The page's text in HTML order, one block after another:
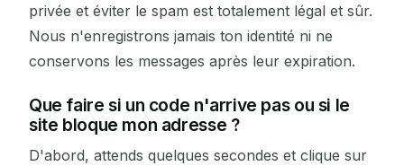
privée et éviter le spam est totalement légal et sûr.
Nous n'enregistrons jamais ton identité ni ne
conservons les messages après leur expiration.
Que faire si un code n'arrive pas ou si le
site bloque mon adresse ?
D'abord, attends quelques secondes et clique sur